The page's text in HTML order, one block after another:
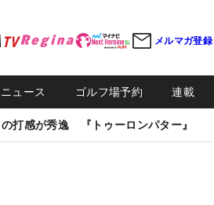
メルマガ登録
ュース ゴルフ場予約 連載
打感が秀逸 『トゥーロンパター』